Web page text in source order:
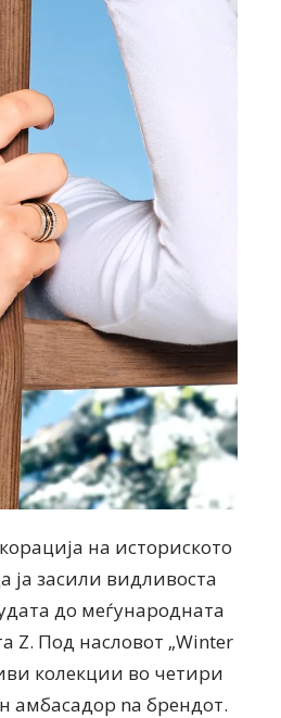
на историското
ја засили видливоста
до меѓународната
Z. Под насловот „Winter
колекции во четири
амбасадор na брендот.
Модни цитати